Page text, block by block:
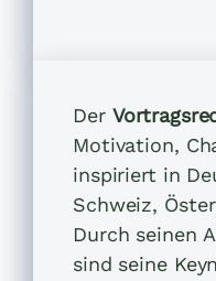
Der
Motivation,
inspiriert in
Schweiz,
Durch seinen
sind seine